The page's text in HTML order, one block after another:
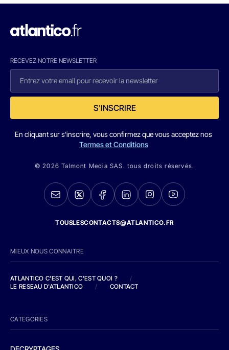
RECEVEZ NOTRE NEWSLETTER
S'INSCRIRE
En cliquant sur s'inscrire, vous confirmez que vous acceptez nos
Termes et Conditions
© 2026 Talmont Media SAS. tous droits réservés.
TOUSLESCONTACTS@ATLANTICO.FR
MIEUX NOUS CONNAITRE
ATLANTICO C'EST QUI, C'EST QUOI ?
/
LE RESEAU D'ATLANTICO
/ CONTACT
CATEGORIES